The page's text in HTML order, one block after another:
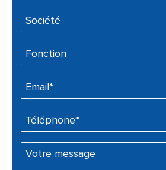
Société :
Fonction :
Email* :
Téléphone* :
Votre message :